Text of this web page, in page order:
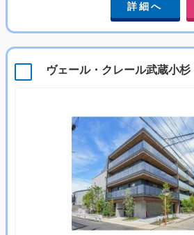
詳細へ
ヴェール・クレール武蔵小